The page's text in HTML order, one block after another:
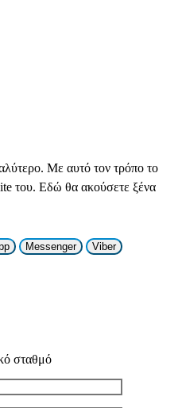
Με αυτό τον τρόπο το
του. Εδώ θα ακούσετε ξένα
Messenger
Viber
σταθμό